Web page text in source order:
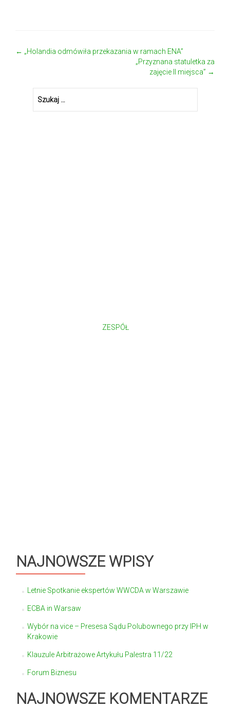
← „Holandia odmówiła przekazania w ramach ENA”
„Przyznana statuletka za
zajęcie II miejsca” →
ZESPÓŁ
NAJNOWSZE WPISY
Letnie Spotkanie ekspertów WWCDA w Warszawie
ECBA in Warsaw
Wybór na vice – Presesa Sądu Polubownego przy IPH w
Krakowie
Klauzule Arbitrażowe Artykułu Palestra 11/22
Forum Biznesu
NAJNOWSZE KOMENTARZE